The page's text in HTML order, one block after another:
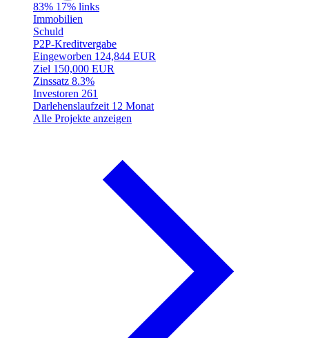
83% 17% links
Immobilien
Schuld
P2P-Kreditvergabe
Eingeworben 124,844 EUR
Ziel 150,000 EUR
Zinssatz 8.3%
Investoren 261
Darlehenslaufzeit 12 Monat
Alle Projekte anzeigen